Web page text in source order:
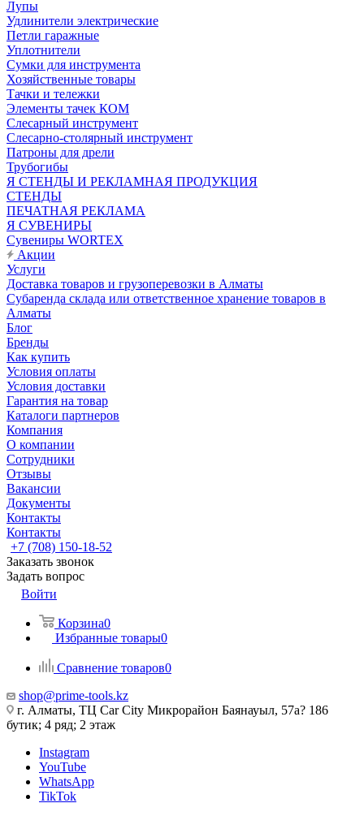
Лупы
Удлинители электрические
Петли гаражные
Уплотнители
Сумки для инструмента
Хозяйственные товары
Тачки и тележки
Элементы тачек КОМ
Слесарный инструмент
Слесарно-столярный инструмент
Патроны для дрели
Трубогибы
Я СТЕНДЫ И РЕКЛАМНАЯ ПРОДУКЦИЯ
СТЕНДЫ
ПЕЧАТНАЯ РЕКЛАМА
Я СУВЕНИРЫ
Сувениры WORTEX
Акции
Услуги
Доставка товаров и грузоперевозки в Алматы
Субаренда склада или ответственное хранение товаров в
Алматы
Блог
Бренды
Как купить
Условия оплаты
Условия доставки
Гарантия на товар
Каталоги партнеров
Компания
О компании
Сотрудники
Отзывы
Вакансии
Документы
Контакты
Контакты
+7 (708) 150-18-52
Заказать звонок
Задать вопрос
Войти
Корзина0
Избранные товары0
Сравнение товаров0
shop@prime-tools.kz
г. Алматы, ТЦ Car City​ ​Микрорайон Баянауыл, 57а? ​186
бутик; 4 ряд; 2 этаж
Instagram
YouTube
WhatsApp
TikTok